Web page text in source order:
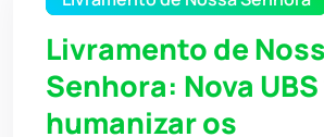
Livramento de
Senhora: Nova
humanizar os